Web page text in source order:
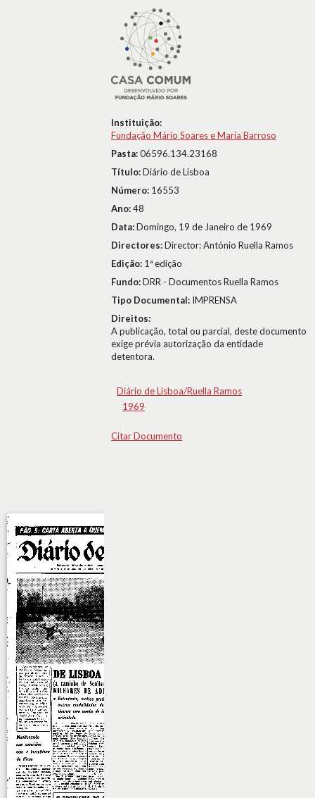
Instituição:
Fundação Mário Soares e Maria Barroso
Pasta:06596.134.23168
Título:Diário de Lisboa
Número: 16553
Ano:48
Data:Domingo, 19 de Janeiro de 1969
Directores:Director: António Ruella Ramos
Edição: 1ª edição
Fundo:DRR - Documentos Ruella Ramos
Tipo Documental: IMPRENSA
Direitos:
A publicação, total ou parcial, deste documento
exige prévia autorização da entidade
detentora.
Diário de Lisboa/Ruella Ramos
1969
Citar Documento